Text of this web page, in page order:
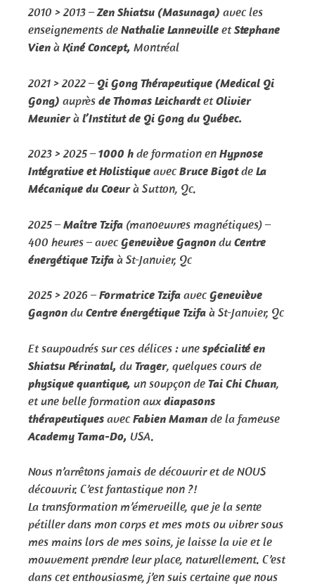
2010 > 2013 –Zen Shiatsu (Masunaga) avec les
enseignements deNathalie LannevilleetStephane
VienàKiné Concept, Montréal
2021 > 2022 –Qi Gong Thérapeutique (Medical Qi
Gong) auprèsde Thomas LeichardtetOlivier
Meunieràl’Institut de Qi Gong du Québec.
2023 > 2025 –1000 hde formation enHypnose
Intégrative et HolistiqueavecBruce BigotdeLa
Mécanique du Coeurà Sutton, Qc.
2025 –MaîtreTzifa (manoeuvres magnétiques) –
400 heures – avecGeneviève GagnonduCentre
énergétique Tzifaà St-Janvier, Qc
2025 > 2026 –Formatrice TzifaavecGeneviève
GagnonduCentre énergétique Tzifaà St-Janvier, Qc
Et saupoudrés sur ces délices : unespécialité en
Shiatsu Périnatal, duTrager, quelques cours de
physique quantique, un soupçon deTai Chi Chuan,
et une belle formation auxdiapasons
thérapeutiquesavecFabien Mamande la fameuse
Academy Tama-Do, USA.
Nous n’arrêtons jamais de découvrir et de NOUS
découvrir. C’est fantastique non ?!
La transformation m’émerveille, que je la sente
pétiller dans mon corps et mes mots ou vibrer sous
mes mains lors de mes soins, je laisse la vie et le
mouvement prendre leur place, naturellement. C’est
dans cet enthousiasme, j’en suis certaine que nous